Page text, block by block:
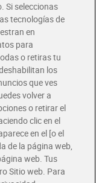
más cercana
Si seleccionas
tecnologías de
en
para
o retiras tu
los
que ves
volver a
o retirar el
clic en el
en el [o el
de la página web,
web. Tus
Sitio web. Para